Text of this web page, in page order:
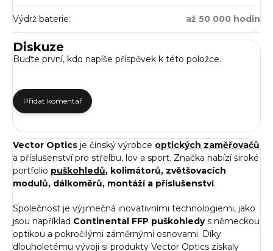
Výdrž baterie: až 50 000 hodin
Diskuze
Buďte první, kdo napíše příspěvek k této položce.
Přidat komentář
Vector Optics je čínský výrobce optických zaměřovačů
a příslušenství pro střelbu, lov a sport. Značka nabízí široké
portfolio puškohledů, kolimátorů, zvětšovacích
modulů, dálkoměrů, montáží a příslušenství.
Společnost je výjimečná inovativními technologiemi, jako
jsou například Continental FFP puškohledys německou
optikou a pokročilými záměrnými osnovami. Díky
dlouholetému vývoji si produkty Vector Optics získaly